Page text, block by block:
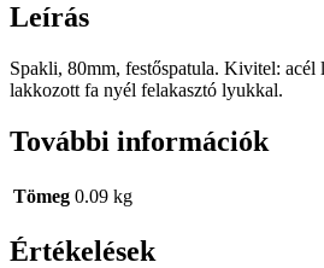
Leírás
Spakli, 80mm, festőspatula. Kivitel: acél
lakkozott fa nyél felakasztó lyukkal.
További információk
Tömeg 0.09 kg
Értékelések